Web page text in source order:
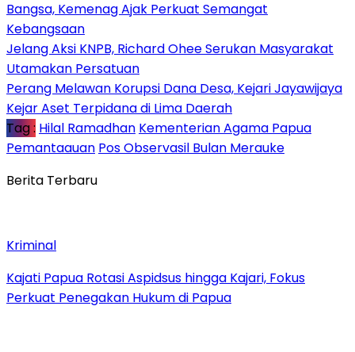
Bangsa, Kemenag Ajak Perkuat Semangat
Kebangsaan
Jelang Aksi KNPB, Richard Ohee Serukan Masyarakat
Utamakan Persatuan
Perang Melawan Korupsi Dana Desa, Kejari Jayawijaya
Kejar Aset Terpidana di Lima Daerah
Tag : Hilal Ramadhan Kementerian Agama Papua
Pemantaauan Pos Observasil Bulan Merauke
Berita Terbaru
Kriminal
Kajati Papua Rotasi Aspidsus hingga Kajari, Fokus
Perkuat Penegakan Hukum di Papua